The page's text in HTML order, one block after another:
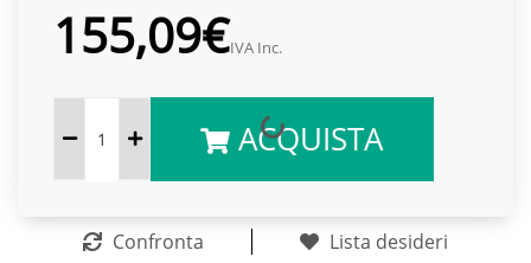
155,09€IVA Inc.
ACQUISTA
Confronta Lista desideri